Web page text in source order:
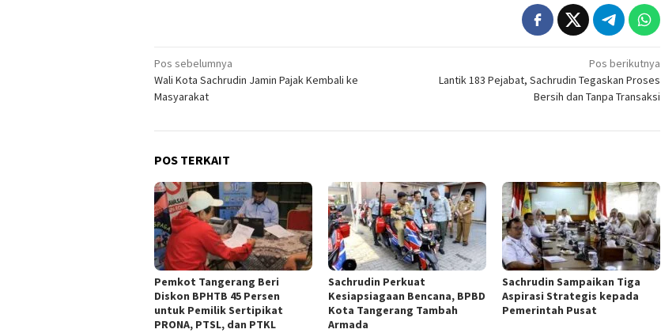
Navigasi
pos
Pos sebelumnya
Wali Kota Sachrudin Jamin Pajak Kembali ke
Masyarakat
Pos berikutnya
Lantik 183 Pejabat, Sachrudin Tegaskan Proses
Bersih dan Tanpa Transaksi
POS TERKAIT
Pemkot Tangerang Beri
Diskon BPHTB 45 Persen
untuk Pemilik Sertipikat
PRONA, PTSL, dan PTKL
Sachrudin Perkuat
Kesiapsiagaan Bencana, BPBD
Kota Tangerang Tambah
Armada
Sachrudin Sampaikan Tiga
Aspirasi Strategis kepada
Pemerintah Pusat